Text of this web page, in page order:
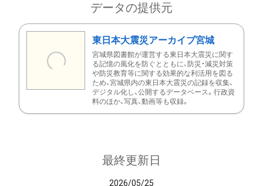
データの提供元
東日本大震災アーカイブ宮城
宮城県図書館が運営する東日本大震災に関す
る記憶の風化を防ぐとともに、防災・減災対策
や防災教育等に関する効果的な利活用を図る
ため、宮城県内の東日本大震災の記録を収集、
デジタル化し、公開するデータベース。行政資
料のほか、写真、動画等も収録。
最終更新日
2026/05/25